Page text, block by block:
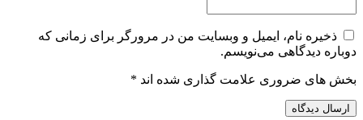
ذخیره نام، ایمیل و وبسایت من در مرورگر برای زمانی که
دوباره دیدگاهی می‌نویسم.
بخش های ضروری علامت گذاری شده اند *